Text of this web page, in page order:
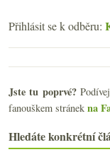
Přihlásit se k odběru:
Jste tu poprvé?
fanouškem stránek na
Hledáte konkrétní